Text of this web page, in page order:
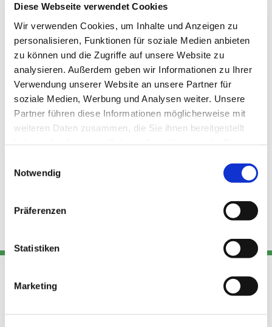
Diese Webseite verwendet Cookies
Wir verwenden Cookies, um Inhalte und Anzeigen zu
personalisieren, Funktionen für soziale Medien anbieten
zu können und die Zugriffe auf unsere Website zu
analysieren. Außerdem geben wir Informationen zu Ihrer
Verwendung unserer Website an unsere Partner für
soziale Medien, Werbung und Analysen weiter. Unsere
Partner führen diese Informationen möglicherweise mit
weiteren Daten zusammen, die Sie ihnen bereitgestellt
Notwendig
Präferenzen
Statistiken
Marketing